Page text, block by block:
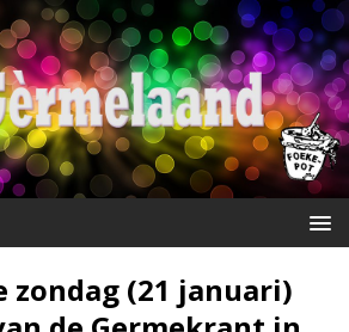
zondag (21 januari)